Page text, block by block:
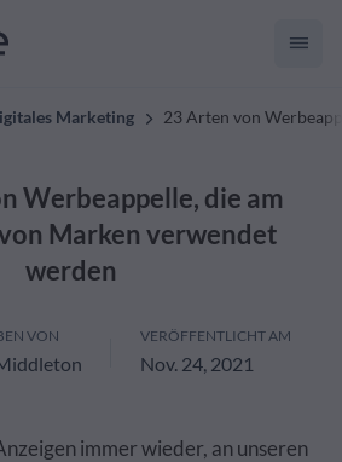
Marketing 23 Arten von
Werbeappelle, die am
Marken verwendet
werden
VON VERÖFFENTLICHT AM
Nov. 24, 2021
immer wieder, an unseren